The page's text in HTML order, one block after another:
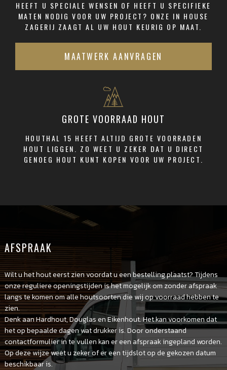
HEEFT U SPECIALE WENSEN OF HEEFT U SPECIFIEKE
MATEN NODIG VOOR UW PROJECT? ONZE IN HOUSE
ZAGERIJ ZAAGT AL UW HOUT KEURIG OP MAAT.
MAATWERK AANVRAGEN
GROTE VOORRAAD HOUT
HOUTHAL 15 HEEFT ALTIJD GROTE VOORRADEN
HOUT LIGGEN. ZO WEET U ZEKER DAT U DIRECT
GENOEG HOUT KUNT KOPEN VOOR UW PROJECT.
AFSPRAAK
Wilt u het hout eerst zien voordat u een bestelling plaatst? Tijdens
onze reguliere openingstijden is het mogelijk om zonder afspraak
langs te komen om alle houtsoorten die wij op voorraad hebben te
zien.
Denk aan Hardhout, Douglas en Eikenhout. Het kan voorkomen dat
het op bepaalde dagen wat drukker is. Door onderstaand
contactformulier in te vullen kan er een afspraak ingepland worden.
Op deze wijze weet u zeker of er een tijdslot op de gekozen datum
beschikbaar is.